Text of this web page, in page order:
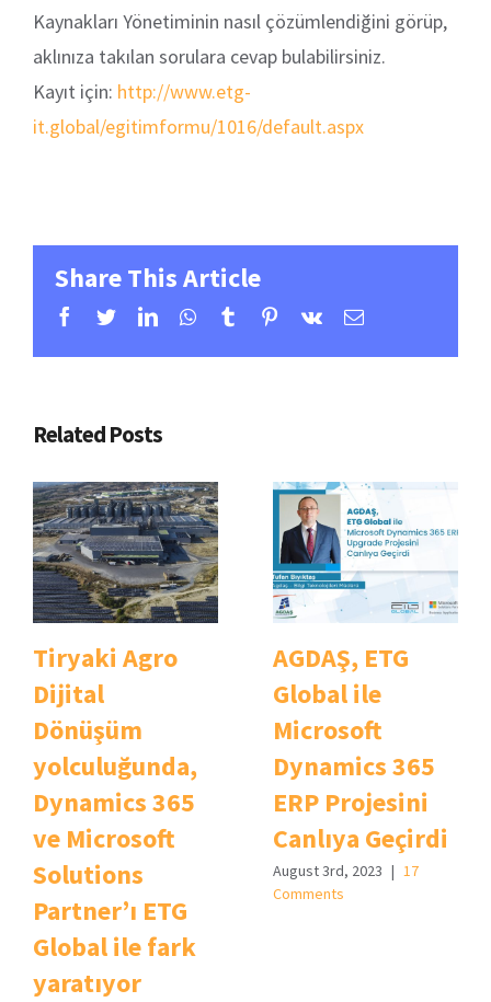
Kaynakları Yönetiminin nasıl çözümlendiğini görüp,
aklınıza takılan sorulara cevap bulabilirsiniz.
Kayıt için: http://www.etg-
it.global/egitimformu/1016/default.aspx
Share This Article
Facebook
TwitterLinkedinWhatsapp
TumblrPinterest
Vk Email
Related Posts
Tiryaki Agro
Dijital
Dönüşüm
yolculuğunda,
Dynamics 365
ve Microsoft
Solutions
Partner’ı ETG
Global ile fark
yaratıyor
AGDAŞ, ETG
Global ile
Microsoft
Dynamics 365
ERP Projesini
Canlıya Geçirdi
August 3rd, 2023 | 17
Comments